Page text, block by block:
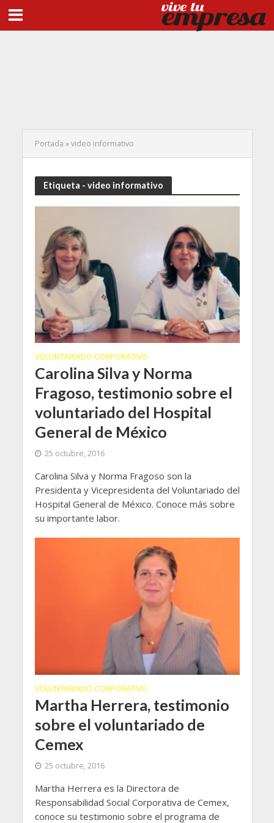
Portada »video informativo
Etiqueta - video informativo
VOLUNTARIADO CORPORATIVO
Carolina Silva y Norma
Fragoso, testimonio sobre el
voluntariado del Hospital
General de México
25 octubre, 2016
Carolina Silva y Norma Fragoso son la
Presidenta y Vicepresidenta del Voluntariado del
Hospital General de México. Conoce más sobre
su importante labor.
VOLUNTARIADO CORPORATIVO
Martha Herrera, testimonio
sobre el voluntariado de
Cemex
25 octubre, 2016
Martha Herrera es la Directora de
Responsabilidad Social Corporativa de Cemex,
conoce su testimonio sobre el programa de